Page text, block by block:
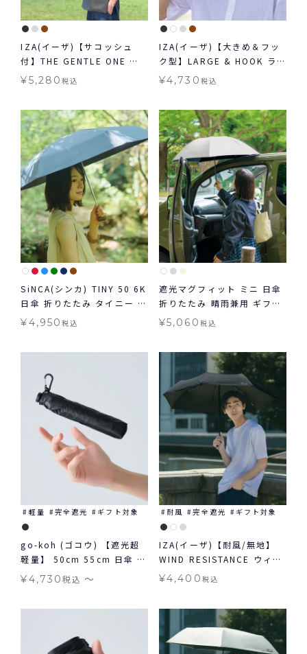
IZA(イーザ)【サコッシュ
付】THE GENTLE ONE ジ
ェントルワン 日傘 折りたた
¥5,280税込
IZA(イーザ)【大きめ＆フッ
ク型】LARGE & HOOK ラ
ージ＆フック 日傘 折りたた
¥4,730 税込
SiNCA(シンカ) TINY 50 6K
日傘 折りたたみ タイニー コ
ンパクト 晴雨兼用 送料無料
¥4,950税込
遮光マグフィット ミニ 日傘
折りたたみ 晴雨兼用 ギフト
対象 送料無料 Wpc.
¥5,060 税込
軽量 完全遮光 ギフト対象
go-koh (ゴコウ) 【遮光超
軽量】 50cm 55cm 日傘 折
りたたみ 晴雨兼用 ギフト対
¥4,730税込 〜
耐風 完全遮光 ギフト対象
IZA(イーザ)【耐風/無地】
WIND RESISTANCE ウィン
ドレジスタンス 日傘 折りた
¥4,400 税込